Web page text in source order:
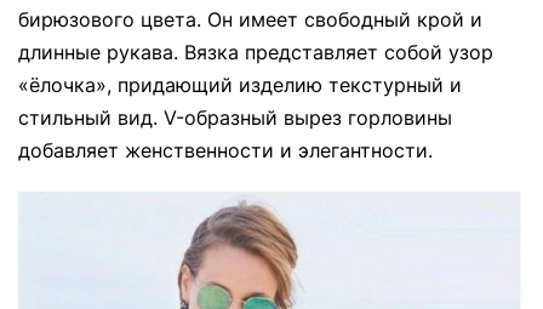
бирюзового цвета. Он имеет свободный крой и
длинные рукава. Вязка представляет собой узор
«ёлочка», придающий изделию текстурный и
стильный вид. V-образный вырез горловины
добавляет женственности и элегантности.